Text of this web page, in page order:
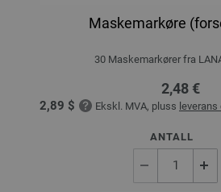
Maskemarkøre
30 Maskemarkører fra
2,48 €
2,89 $ Ekskl. MVA, pluss leverans
ANTALL